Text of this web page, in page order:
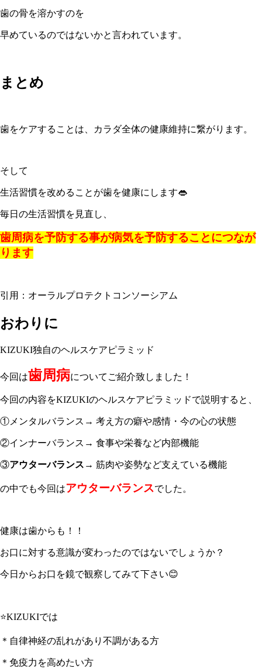
歯の骨を溶かすのを
早めているのではないかと言われています。
まとめ
歯をケアすることは、カラダ全体の健康維持に繋がります。
そして
生活習慣を改めることが歯を健康にします👄
毎日の生活習慣を見直し、
歯周病を予防する事が病気を予防することにつなが
ります
引用：オーラルプロテクトコンソーシアム
おわりに
KIZUKI独自のヘルスケアピラミッド
今回は歯周病についてご紹介致しました！
今回の内容をKIZUKIのヘルスケアピラミッドで説明すると、
①メンタルバランス→ 考え方の癖や感情・今の心の状態
②インナーバランス → 食事や栄養など内部機能
③アウターバランス → 筋肉や姿勢など支えている機能
の中でも今回はアウターバランスでした 。
健康は歯からも！！
お口に対する意識が変わったのではないでしょうか？
今日からお口を鏡で観察してみて下さい😊
⭐️KIZUKIでは
＊自律神経の乱れがあり不調がある方
＊免疫力を高めたい方